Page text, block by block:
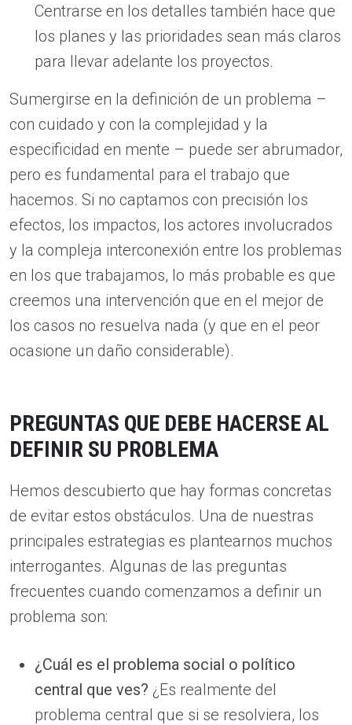
Centrarse en los detalles también hace que
los planes y las prioridades sean más claros
para llevar adelante los proyectos.
Sumergirse en la definición de un problema –
con cuidado y con la complejidad y la
especificidad en mente – puede ser abrumador,
pero es fundamental para el trabajo que
hacemos. Si no captamos con precisión los
efectos, los impactos, los actores involucrados
y la compleja interconexión entre los problemas
en los que trabajamos, lo más probable es que
creemos una intervención que en el mejor de
los casos no resuelva nada (y que en el peor
ocasione un daño considerable).
PREGUNTAS QUE DEBE HACERSE AL
DEFINIR SU PROBLEMA
Hemos descubierto que hay formas concretas
de evitar estos obstáculos. Una de nuestras
principales estrategias es plantearnos muchos
interrogantes. Algunas de las preguntas
frecuentes cuando comenzamos a definir un
problema son:
¿Cuál es el problema social o político
central que ves? ¿Es realmente del
problema central que si se resolviera, los